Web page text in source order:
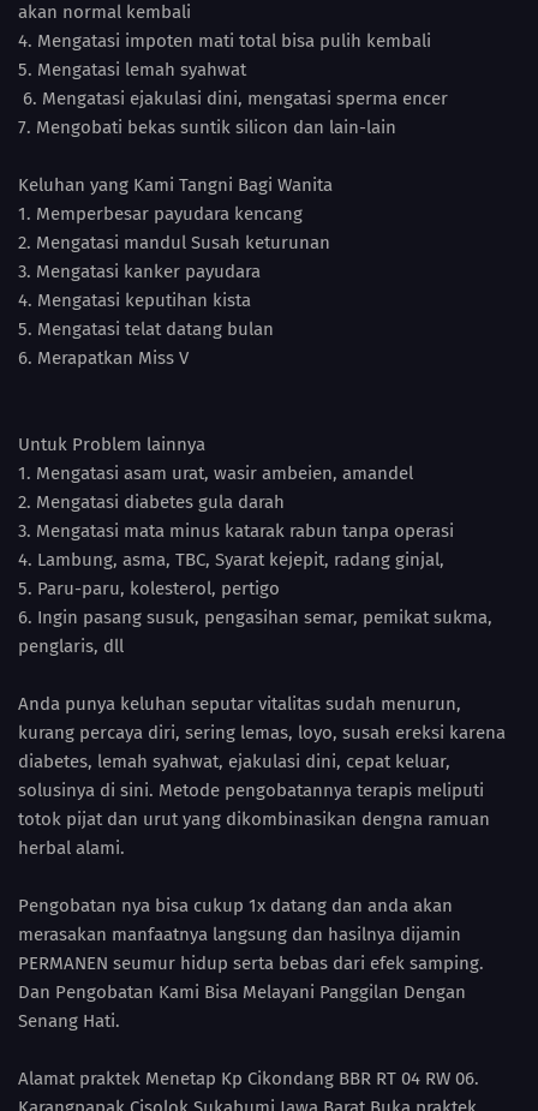
akan normal kembali
4. Mengatasi impoten mati total bisa pulih kembali
5. Mengatasi lemah syahwat
6. Mengatasi ejakulasi dini, mengatasi sperma encer
7. Mengobati bekas suntik silicon dan lain-lain
Keluhan yang Kami Tangni Bagi Wanita
1. Memperbesar payudara kencang
2. Mengatasi mandul Susah keturunan
3. Mengatasi kanker payudara
4. Mengatasi keputihan kista
5. Mengatasi telat datang bulan
6. Merapatkan Miss V
Untuk Problem lainnya
1. Mengatasi asam urat, wasir ambeien, amandel
2. Mengatasi diabetes gula darah
3. Mengatasi mata minus katarak rabun tanpa operasi
4. Lambung, asma, TBC, Syarat kejepit, radang ginjal,
5. Paru-paru, kolesterol, pertigo
6. Ingin pasang susuk, pengasihan semar, pemikat sukma,
penglaris, dll
Anda punya keluhan seputar vitalitas sudah menurun,
kurang percaya diri, sering lemas, loyo, susah ereksi karena
diabetes, lemah syahwat, ejakulasi dini, cepat keluar,
solusinya di sini. Metode pengobatannya terapis meliputi
totok pijat dan urut yang dikombinasikan dengna ramuan
herbal alami.
Pengobatan nya bisa cukup 1x datang dan anda akan
merasakan manfaatnya langsung dan hasilnya dijamin
PERMANEN seumur hidup serta bebas dari efek samping.
Dan Pengobatan Kami Bisa Melayani Panggilan Dengan
Senang Hati.
Alamat praktek Menetap Kp Cikondang BBR RT 04 RW 06.